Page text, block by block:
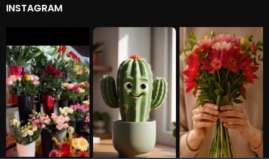
INSTAGRAM